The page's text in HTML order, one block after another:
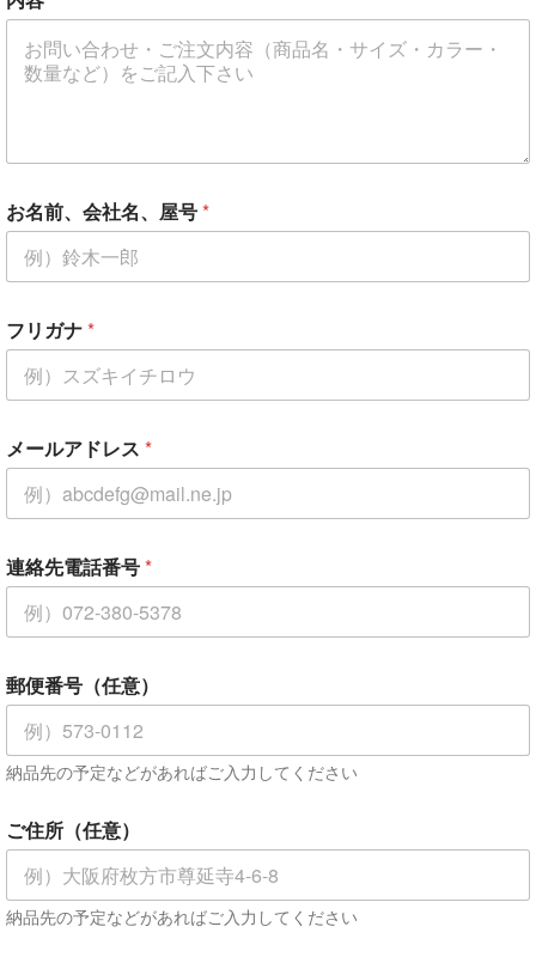
郵
意
お名前、会社名、屋号*
フリガナ*
メールアドレス *
連絡先電話番号*
郵便番号（任意）
納品先の予定などがあればご入力してください
ご住所（任意）
納品先の予定などがあればご入力してください